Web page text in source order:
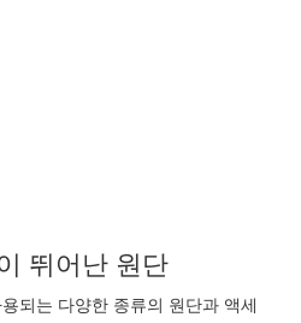
뛰어난 원단
되는 다양한 종류의 원단과 액세